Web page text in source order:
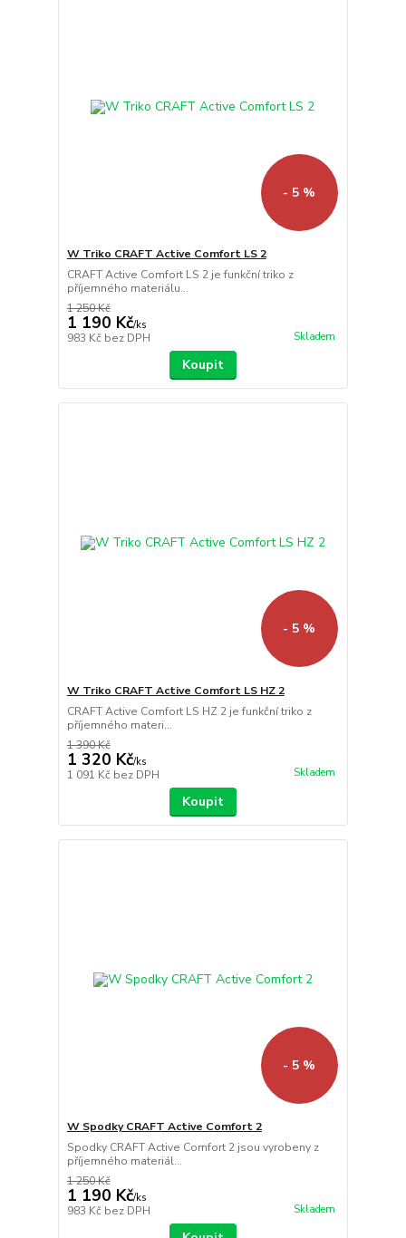
- 5 %
W Triko CRAFT Active Comfort LS 2
CRAFT Active Comfort LS 2 je funkční triko z
příjemného materiálu...
1 250 Kč
1 190 Kč/ks
983 Kč bez DPH Skladem
Koupit
- 5 %
W Triko CRAFT Active Comfort LS HZ 2
CRAFT Active Comfort LS HZ 2 je funkční triko z
příjemného materi...
1 390 Kč
1 320 Kč/ks
1 091 Kč bez DPH Skladem
Koupit
- 5 %
W Spodky CRAFT Active Comfort 2
Spodky CRAFT Active Comfort 2 jsou vyrobeny z
příjemného materiál...
1 250 Kč
1 190 Kč/ks
983 Kč bez DPH Skladem